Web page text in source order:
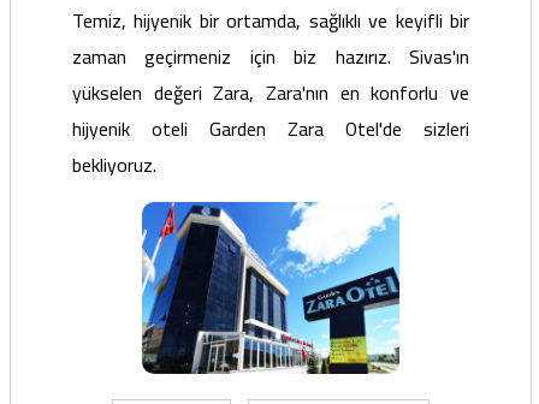
Temiz, hijyenik bir ortamda, sağlıklı ve keyifli bir
zaman geçirmeniz için biz hazırız. Sivas'ın
yükselen değeri Zara, Zara'nın en konforlu ve
hijyenik oteli Garden Zara Otel'de sizleri
bekliyoruz.